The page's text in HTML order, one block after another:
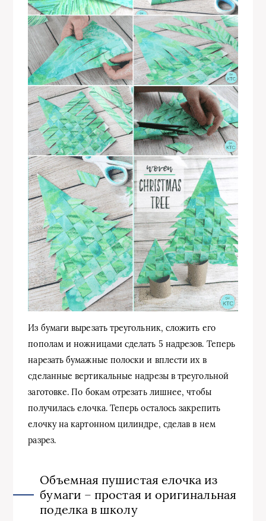
Из бумаги вырезать треугольник, сложить его
пополам и ножницами сделать 5 надрезов. Теперь
нарезать бумажные полоски и вплести их в
сделанные вертикальные надрезы в треугольной
заготовке. По бокам отрезать лишнее, чтобы
получилась елочка. Теперь осталось закрепить
елочку на картонном цилиндре, сделав в нем
разрез.
Объемная пушистая елочка из
бумаги – простая и оригинальная
поделка в школу